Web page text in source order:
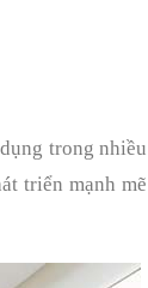
trong nhiều
triển mạnh mẽ